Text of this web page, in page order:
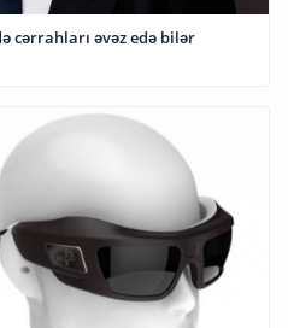
cərrahları əvəz edə bilər